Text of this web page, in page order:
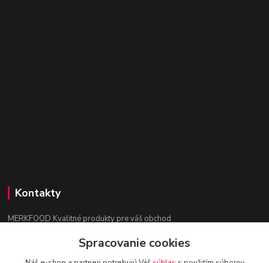
Kontakty
MERKFOOD Kvalitné produkty pre váš obchod
Ing. Lenka Mokrošová
+421 903 886 026
Spracovanie cookies